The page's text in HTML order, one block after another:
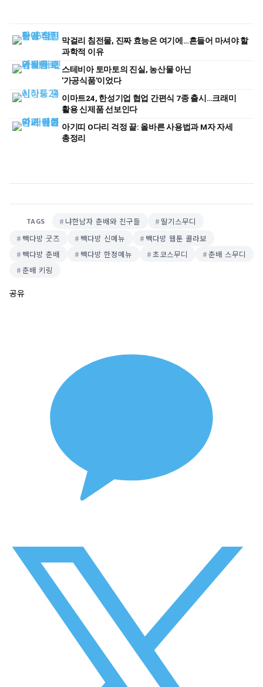
막걸리 침전물, 진짜 효능은 여기에…흔들어 마셔야 할
과학적 이유
스테비아 토마토의 진실, 농산물 아닌
'가공식품'이었다
이마트24, 한성기업 협업 간편식 7종 출시…크래미
활용 신제품 선보인다
아기띠 O다리 걱정 끝: 올바른 사용법과 M자 자세
총정리
TAGS 냐한남자 춘배와 친구들
딸기스무디
빽다방 굿즈
빽다방 신메뉴
빽다방 웹툰 콜라보
빽다방 춘배
빽다방 한정메뉴 초코스무디
춘배 스무디
춘배 키링
공유